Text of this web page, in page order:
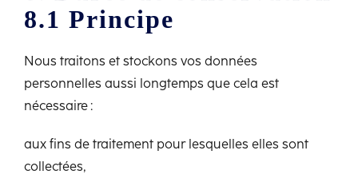
8.1 Principe
Nous traitons et stockons vos données
personnelles aussi longtemps que cela est
nécessaire :
aux fins de traitement pour lesquelles elles sont
collectées,